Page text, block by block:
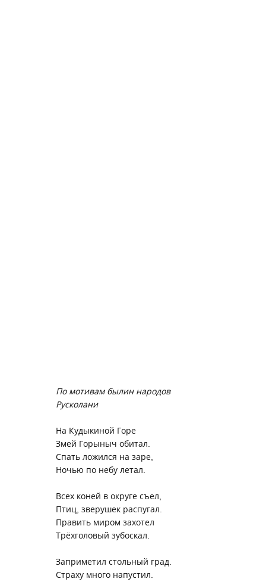
По мотивам былин народов
Русколани
На Кудыкиной Горе
Змей Горыныч обитал.
Спать ложился на заре,
Ночью по небу летал.
Всех коней в округе съел,
Птиц, зверушек распугал.
Править миром захотел
Трёхголовый зубоскал.
Заприметил стольный град.
Страху много напустил.